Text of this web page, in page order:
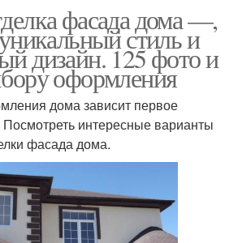
фасада дома —,
стиль и
дизайн. 125 фото и
оформления
дома зависит первое
интересные варианты
фасада дома.